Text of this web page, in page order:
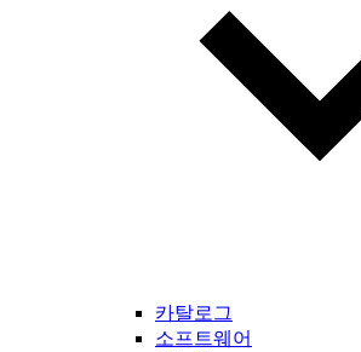
카탈로그
소프트웨어